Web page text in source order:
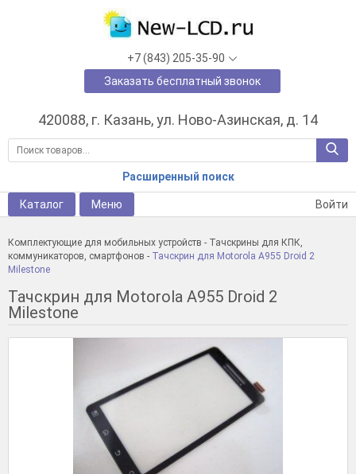
420088, г. Казань, ул. Ново-Азинская, д. 14
Расширенный поиск
+7 (843) 205-35-90
Заказать бесплатный звонок
Каталог Меню Войти
Комплектующие для мобильных устройств - Тачскрины для КПК,
коммуникаторов, смартфонов - Тачскрин для Motorola A955 Droid 2
Milestone
Тачскрин для Motorola A955 Droid 2
Milestone